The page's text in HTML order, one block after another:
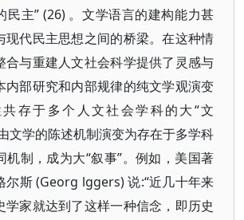
民主” (26) 。文学语言的建构能力甚
现代民主思想之间的桥梁。在这种情
合与重建人文社会科学提供了灵感与
内部研究和内部规律的纯文学观演变
存于多个人文社会学科的大“文
文学的陈述机制演变为存在于多学科
机制，成为大“叙事”。例如，美国著
尔斯 (Georg lggers) 说:“近几十年来
学家就达到了这样一种信念，即历史